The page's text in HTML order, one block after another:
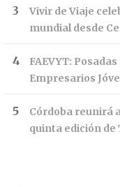
Vivir de Viaje
mundial desde
FAEVYT:
Empresarios
Córdoba reunirá
quinta edición de